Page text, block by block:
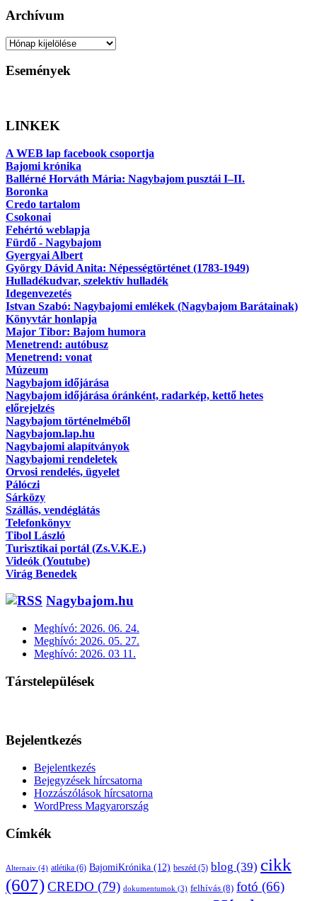
Archívum
Archívum
Események
LINKEK
A WEB lap facebook csoportja
Bajomi krónika
Ballérné Horváth Mária: Nagybajom pusztái I–II.
Boronka
Credo tartalom
Csokonai
Fehértó weblapja
Fürdő - Nagybajom
Gyergyai Albert
György Dávid Anita: Népességtörténet (1783-1949)
Hulladékudvar, szelektív hulladék
Idegenvezetés
Istvan Szabó: Nagybajomi emlékek (Nagybajom Barátainak)
Könyvtár honlapja
Major Tibor: Bajom humora
Menetrend: autóbusz
Menetrend: vonat
Múzeum
Nagybajom időjárása
Nagybajom időjárása óránként, radarkép, kettő hetes
előrejelzés
Nagybajom történelméből
Nagybajom.lap.hu
Nagybajomi alapítványok
Nagybajomi rendeletek
Orvosi rendelés, ügyelet
Pálóczi
Sárközy
Szállás, vendéglátás
Telefonkönyv
Tibol László
Turisztikai portál (Zs.V.K.E.)
Videók (Youtube)
Virág Benedek
Nagybajom.hu
Meghívó: 2026. 06. 24.
Meghívó: 2026. 05. 27.
Meghívó: 2026. 03 11.
Társtelepülések
Bejelentkezés
Bejelentkezés
Bejegyzések hírcsatorna
Hozzászólások hírcsatorna
WordPress Magyarország
Címkék
Alternaiv (4) atlétika (6) BajomiKrónika (12) beszéd (5) blog (39) cikk
(607)CREDO (79) dokumentumok (3) felhívás (8) fotó (66)